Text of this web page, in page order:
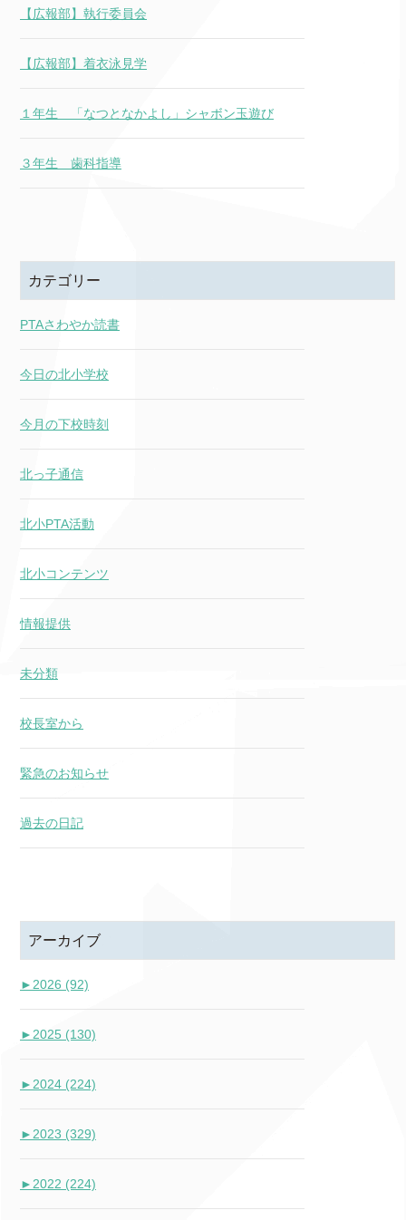
【広報部】執行委員会
【広報部】着衣泳見学
１年生 「なつとなかよし」シャボン玉遊び
３年生 歯科指導
カテゴリー
PTAさわやか読書
今日の北小学校
今月の下校時刻
北っ子通信
北小PTA活動
北小コンテンツ
情報提供
未分類
校長室から
緊急のお知らせ
過去の日記
アーカイブ
► 2026 (92)
► 2025 (130)
► 2024 (224)
► 2023 (329)
► 2022 (224)